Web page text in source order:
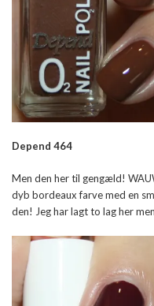
Depend 464
Men den her til gengæld!
dyb bordeaux farve med en
den! Jeg har lagt to lag her